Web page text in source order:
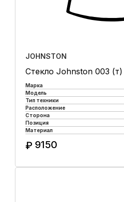
JOHNSTON
Стекло Johnston 003 (т)
Марка
Модель
Тип техники
Расположение
Сторона
Позиция
Материал
₽ 9150